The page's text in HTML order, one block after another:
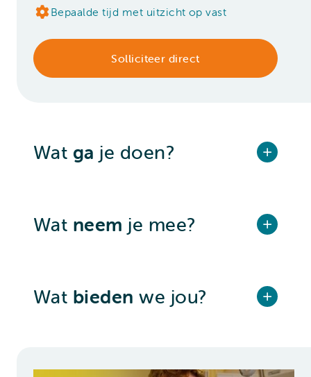
Bepaalde tijd met uitzicht op vast
Solliciteer direct
Wat ga je doen?
Wat neem je mee?
Wat bieden we jou?